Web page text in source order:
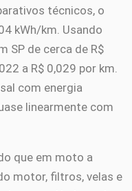
técnicos, o
kWh/km. Usando
SP de cerca de R$
a R$ 0,029 por km.
com energia
linearmente com
que em moto a
motor, filtros, velas e